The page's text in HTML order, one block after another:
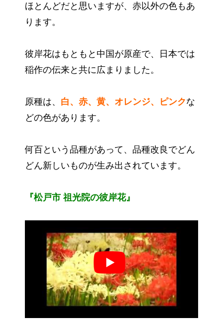
ほとんどだと思いますが、赤以外の色もあ
ります。
彼岸花はもともと中国が原産で、日本では
稲作の伝来と共に広まりました。
原種は、 白、赤、黄、オレンジ、ピンクな
どの色があります。
何百という品種があって、品種改良でどん
どん新しいものが生み出されています。
『松戸市 祖光院の彼岸花』